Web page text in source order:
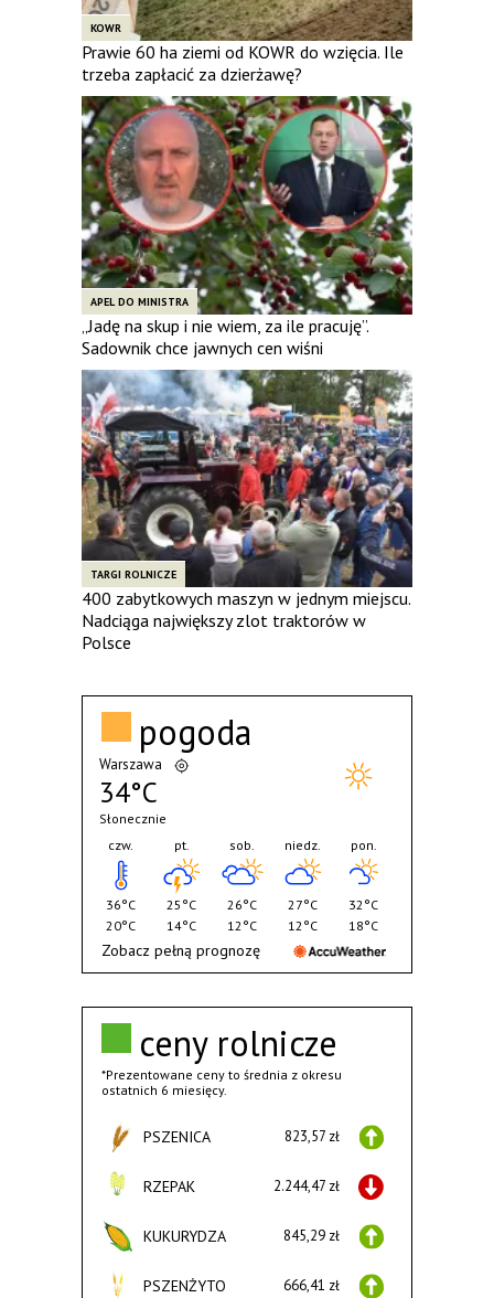
KOWR
Prawie 60 ha ziemi od KOWR do wzięcia. Ile
trzeba zapłacić za dzierżawę?
APEL DO MINISTRA
„Jadę na skup i nie wiem, za ile pracuję”.
Sadownik chce jawnych cen wiśni
TARGI ROLNICZE
400 zabytkowych maszyn w jednym miejscu.
Nadciąga największy zlot traktorów w
Polsce
ceny rolnicze
*Prezentowane ceny to średnia z okresu
ostatnich 6 miesięcy.
PSZENICA 823,57 zł
RZEPAK 2.244,47 zł
KUKURYDZA 845,29 zł
PSZENŻYTO 666,41 zł
pogoda
Warszawa
34°C
Słonecznie
czw.
36°C
20°C
pt.
25°C
14°C
sob.
26°C
12°C
niedz.
27°C
12°C
pon.
32°C
18°C
Zobacz pełną prognozę